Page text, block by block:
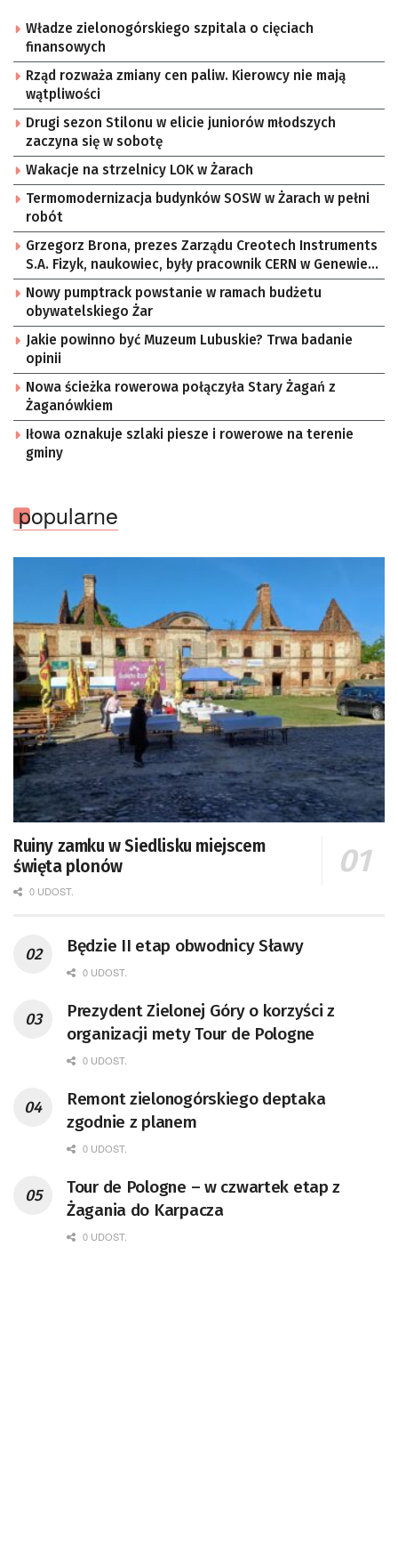
Władze zielonogórskiego szpitala o cięciach
finansowych
Rząd rozważa zmiany cen paliw. Kierowcy nie mają
wątpliwości
Drugi sezon Stilonu w elicie juniorów młodszych
zaczyna się w sobotę
Wakacje na strzelnicy LOK w Żarach
Termomodernizacja budynków SOSW w Żarach w pełni
robót
Grzegorz Brona, prezes Zarządu Creotech Instruments
S.A. Fizyk, naukowiec, były pracownik CERN w Genewie,
przedsiębiorca i nauczyciel akademicki, doktor
habilitowany nauk fizycznych, koordynator Rady
Sektorowej ds. Kompetencji Przemysłu Lotniczo-
Kosmicznego oraz członek Komitetu Badań
Kosmicznych i Satelitarnych PAN.
Nowy pumptrack powstanie w ramach budżetu
obywatelskiego Żar
Jakie powinno być Muzeum Lubuskie? Trwa badanie
opinii
Nowa ścieżka rowerowa połączyła Stary Żagań z
Żaganówkiem
Iłowa oznakuje szlaki piesze i rowerowe na terenie
gminy
popularne
Ruiny zamku w Siedlisku miejscem
święta plonów
0 UDOST.
Będzie II etap obwodnicy Sławy
0 UDOST.
Prezydent Zielonej Góry o korzyści z
organizacji mety Tour de Pologne
0 UDOST.
Remont zielonogórskiego deptaka
zgodnie z planem
0 UDOST.
Tour de Pologne – w czwartek etap z
Żagania do Karpacza
0 UDOST.